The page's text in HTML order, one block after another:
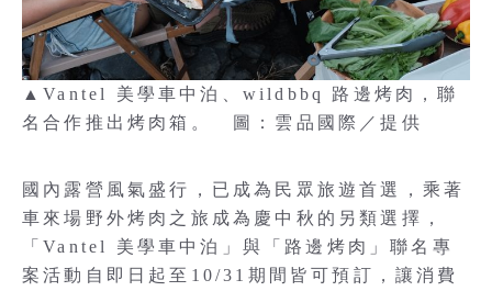
▲Vantel 美學車中泊、wildbbq 路邊烤肉，聯
名合作推出烤肉箱。 圖：雲品國際／提供
國內露營風氣盛行，已成為民眾旅遊首選，乘著
車來場野外烤肉之旅成為慶中秋的另類選擇，
「Vantel 美學車中泊」與「路邊烤肉」聯名專
案活動自即日起至10/31期間皆可預訂，讓消費